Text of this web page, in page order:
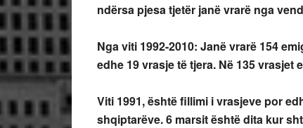
ndërsa pjesa tjetër janë vrarë nga
Nga viti 1992-2010: Janë vrarë 154
edhe 19 vrasje të tjera. Në 135
Viti 1991, është fillimi i vrasjeve por
shqiptarëve. 6 marsit është dita kur